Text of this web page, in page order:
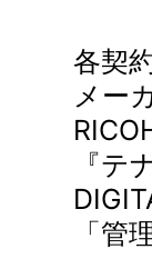
各契
メー
『テ
「管